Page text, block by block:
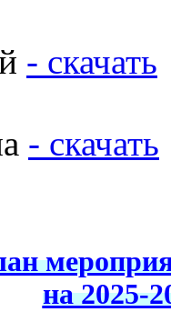
- скачать
- скачать
на 2025-